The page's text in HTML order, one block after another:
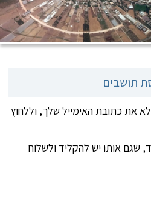
תושבים
את כתובת האימייל שלך, וללחוץ
שגם אותו יש להקליד ולשלוח